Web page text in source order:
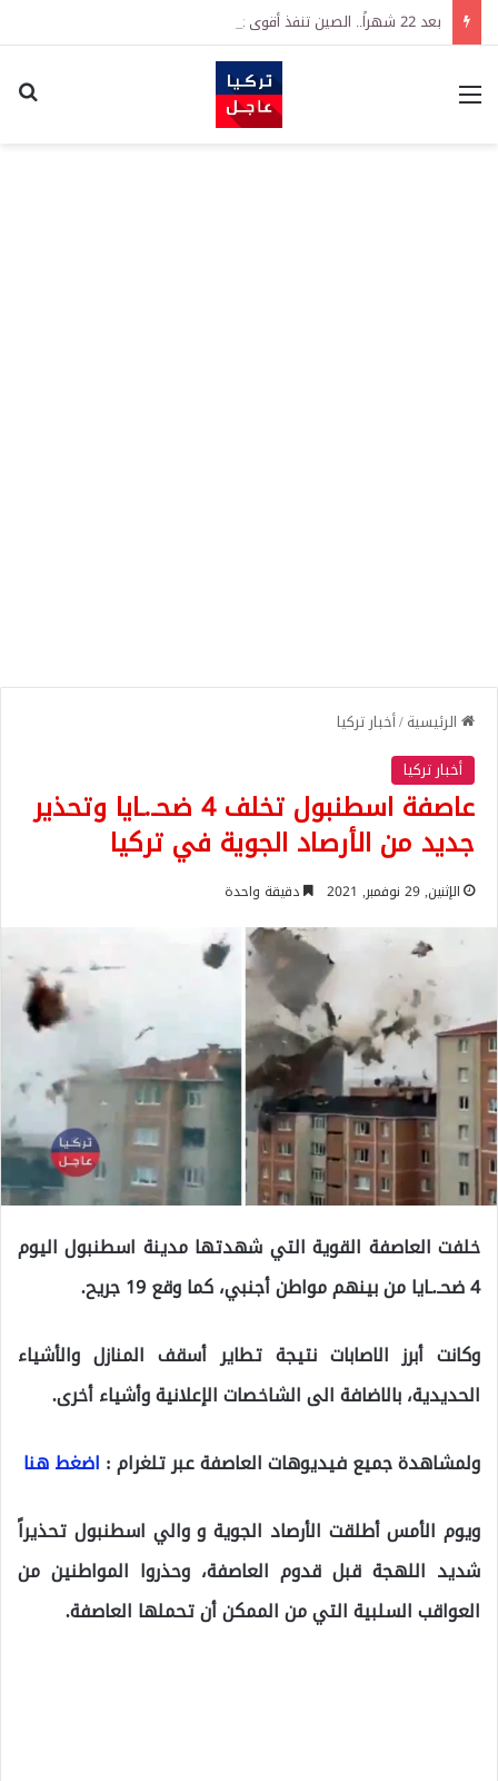
القائمة
الرئيسية/أخبار تركيا
أخبار تركيا
عاصفة اسطنبول تخلف 4 ضحـ.ـايا وتحذير
جديد من الأرصاد الجوية في تركيا
الإثنين, 29 نوفمبر, 2021 دقيقة واحدة
خلفت العاصفة القوية التي شهدتها مدينة اسطنبول اليوم
4 ضحـ.ـايا من بينهم مواطن أجنبي، كما وقع 19 جريح.
وكانت أبرز الاصابات نتيجة تطاير أسقف المنازل والأشياء
الحديدية، بالاضافة الى الشاخصات الإعلانية وأشياء أخرى.
ولمشاهدة جميع فيديوهات العاصفة عبر تلغرام : اضغط هنا
ويوم الأمس أطلقت الأرصاد الجوية و والي اسطنبول تحذيراً
شديد اللهجة قبل قدوم العاصفة، وحذروا المواطنين من
العواقب السلبية التي من الممكن أن تحملها العاصفة.